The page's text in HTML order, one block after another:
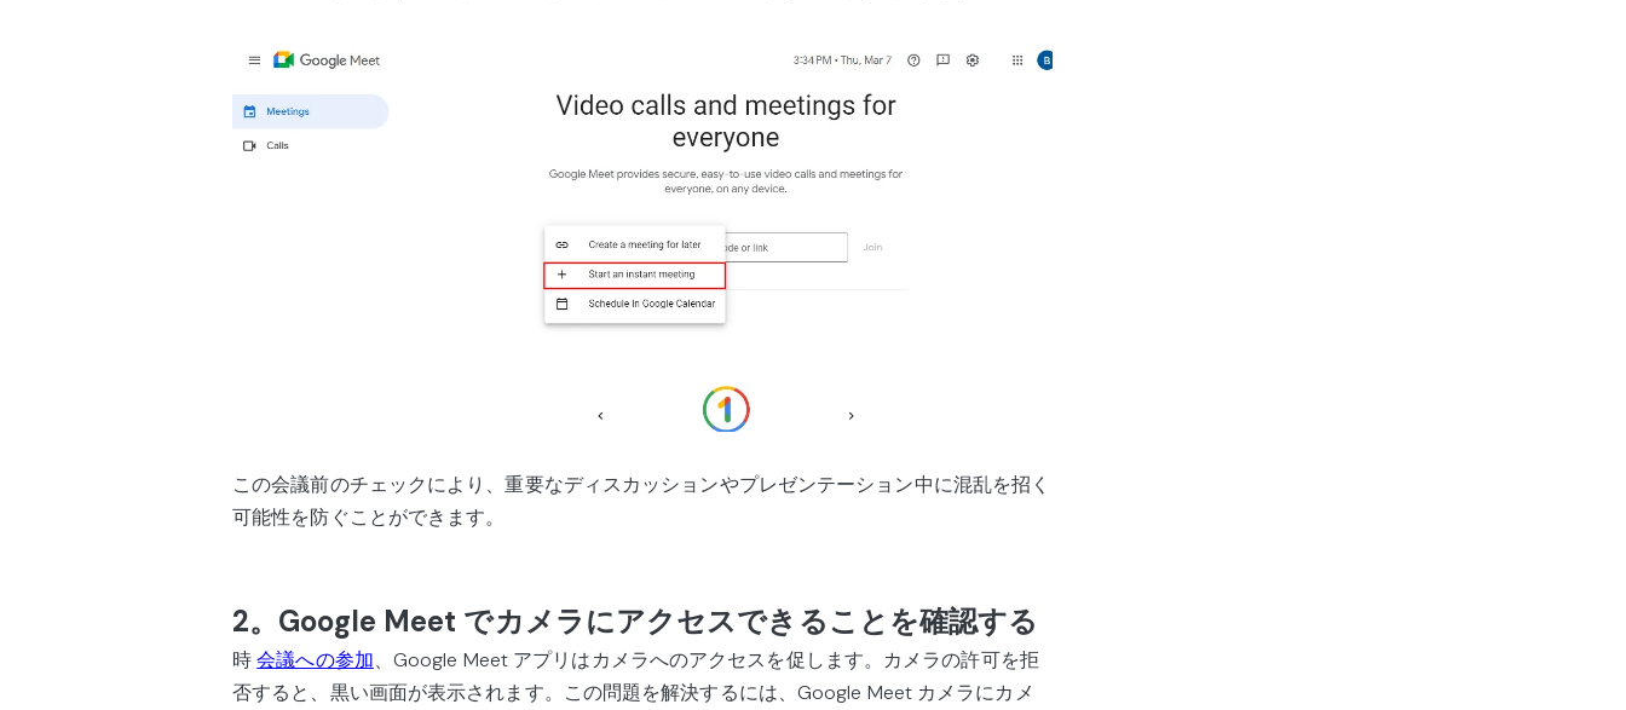
この会議前のチェックにより、重要なディスカッションやプレゼンテーション中に混乱を招く
可能性を防ぐことができます。
2。Google Meet でカメラにアクセスできることを確認する
時会議への参加、Google Meet アプリはカメラへのアクセスを促します。カメラの許可を拒
否すると、黒い画面が表示されます。この問題を解決するには、Google Meet カメラにカメ